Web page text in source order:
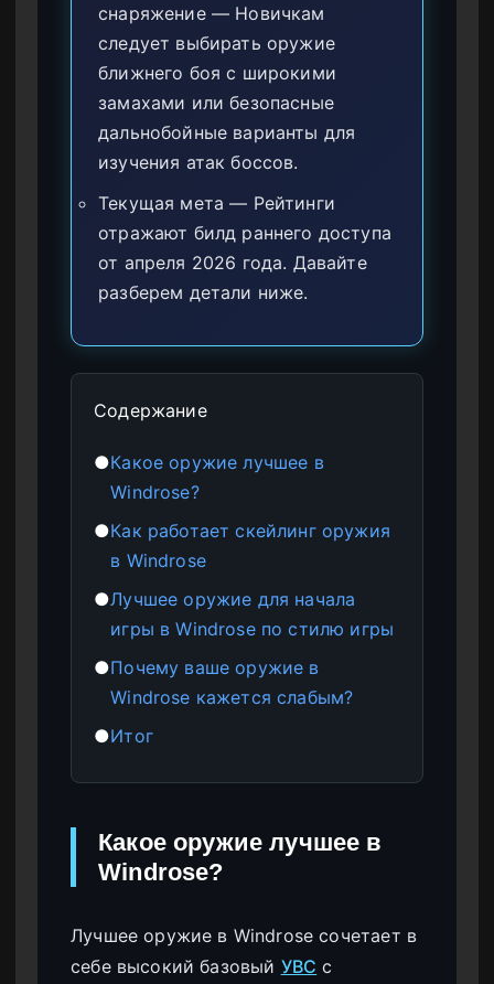
снаряжение — Новичкам
следует выбирать оружие
ближнего боя с широкими
замахами или безопасные
дальнобойные варианты для
изучения атак боссов.
Текущая мета — Рейтинги
отражают билд раннего доступа
от апреля 2026 года. Давайте
разберем детали ниже.
Содержание
●Какое оружие лучшее в
Windrose?
●Как работает скейлинг оружия
в Windrose
●Лучшее оружие для начала
игры в Windrose по стилю игры
●Почему ваше оружие в
Windrose кажется слабым?
●Итог
Какое оружие лучшее в
Windrose?
Лучшее оружие в Windrose сочетает в
себе высокий базовый УВС с